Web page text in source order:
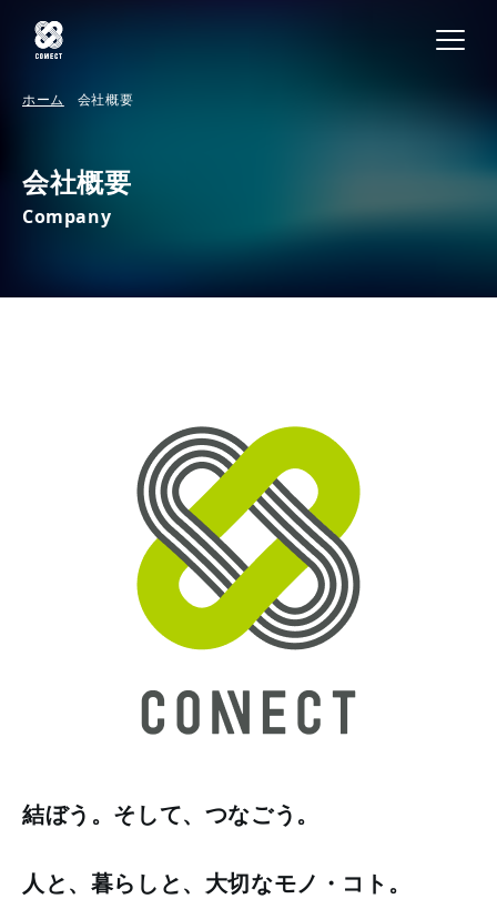
ホーム 会社概要
会社概要
結ぼう。そして、つなごう。
人と、暮らしと、大切なモノ・コト。